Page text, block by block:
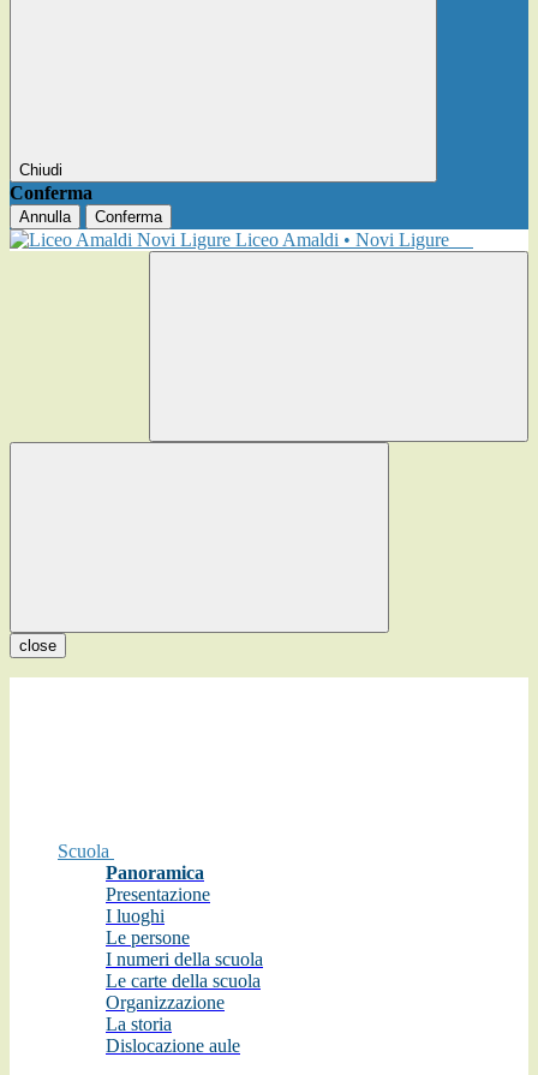
Chiudi
Conferma
Annulla Conferma
Liceo Amaldi • Novi Ligure
close
Scuola
Panoramica
Presentazione
I luoghi
Le persone
I numeri della scuola
Le carte della scuola
Organizzazione
La storia
Dislocazione aule